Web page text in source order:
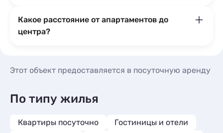
Какое расстояние от апартаментов до
центра?
Этот объект предоставляется в посуточную аренду
По типу жилья
Квартиры посуточно
Гостиницы и отели